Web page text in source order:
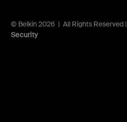
© Belkin 2026 | All Rights Reserved |
Security